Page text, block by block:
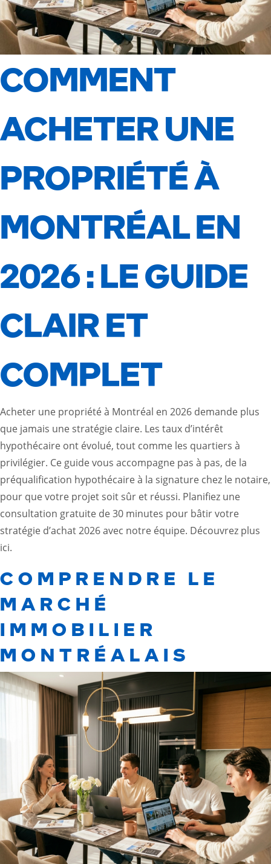
COMMENT
ACHETER UNE
PROPRIÉTÉ À
MONTRÉAL EN
2026 : LE GUIDE
CLAIR ET
COMPLET
Acheter une propriété à Montréal en 2026 demande plus
que jamais une stratégie claire. Les taux d’intérêt
hypothécaire ont évolué, tout comme les quartiers à
privilégier. Ce guide vous accompagne pas à pas, de la
préqualification hypothécaire à la signature chez le notaire,
pour que votre projet soit sûr et réussi. Planifiez une
consultation gratuite de 30 minutes pour bâtir votre
stratégie d’achat 2026 avec notre équipe. Découvrez plus
ici.
COMPRENDRE LE
MARCHÉ
IMMOBILIER
MONTRÉALAIS